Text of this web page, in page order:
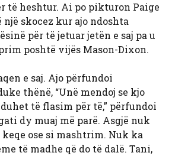
të heshtur. Ai po pikturon Paige
një skocez kur ajo ndoshta
për të jetuar jetën e saj pa u
poshtë vijës Mason-Dixon.
e saj. Ajo përfundoi
thënë, “Unë mendoj se kjo
të flasim për të,” përfundoi
dy muaj më parë. Asgjë nuk
ose si mashtrim. Nuk ka
të madhe që do të dalë. Tani,